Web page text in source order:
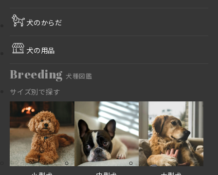
犬のからだ
犬の用品
Breeding 犬種図鑑
サイズ別で探す